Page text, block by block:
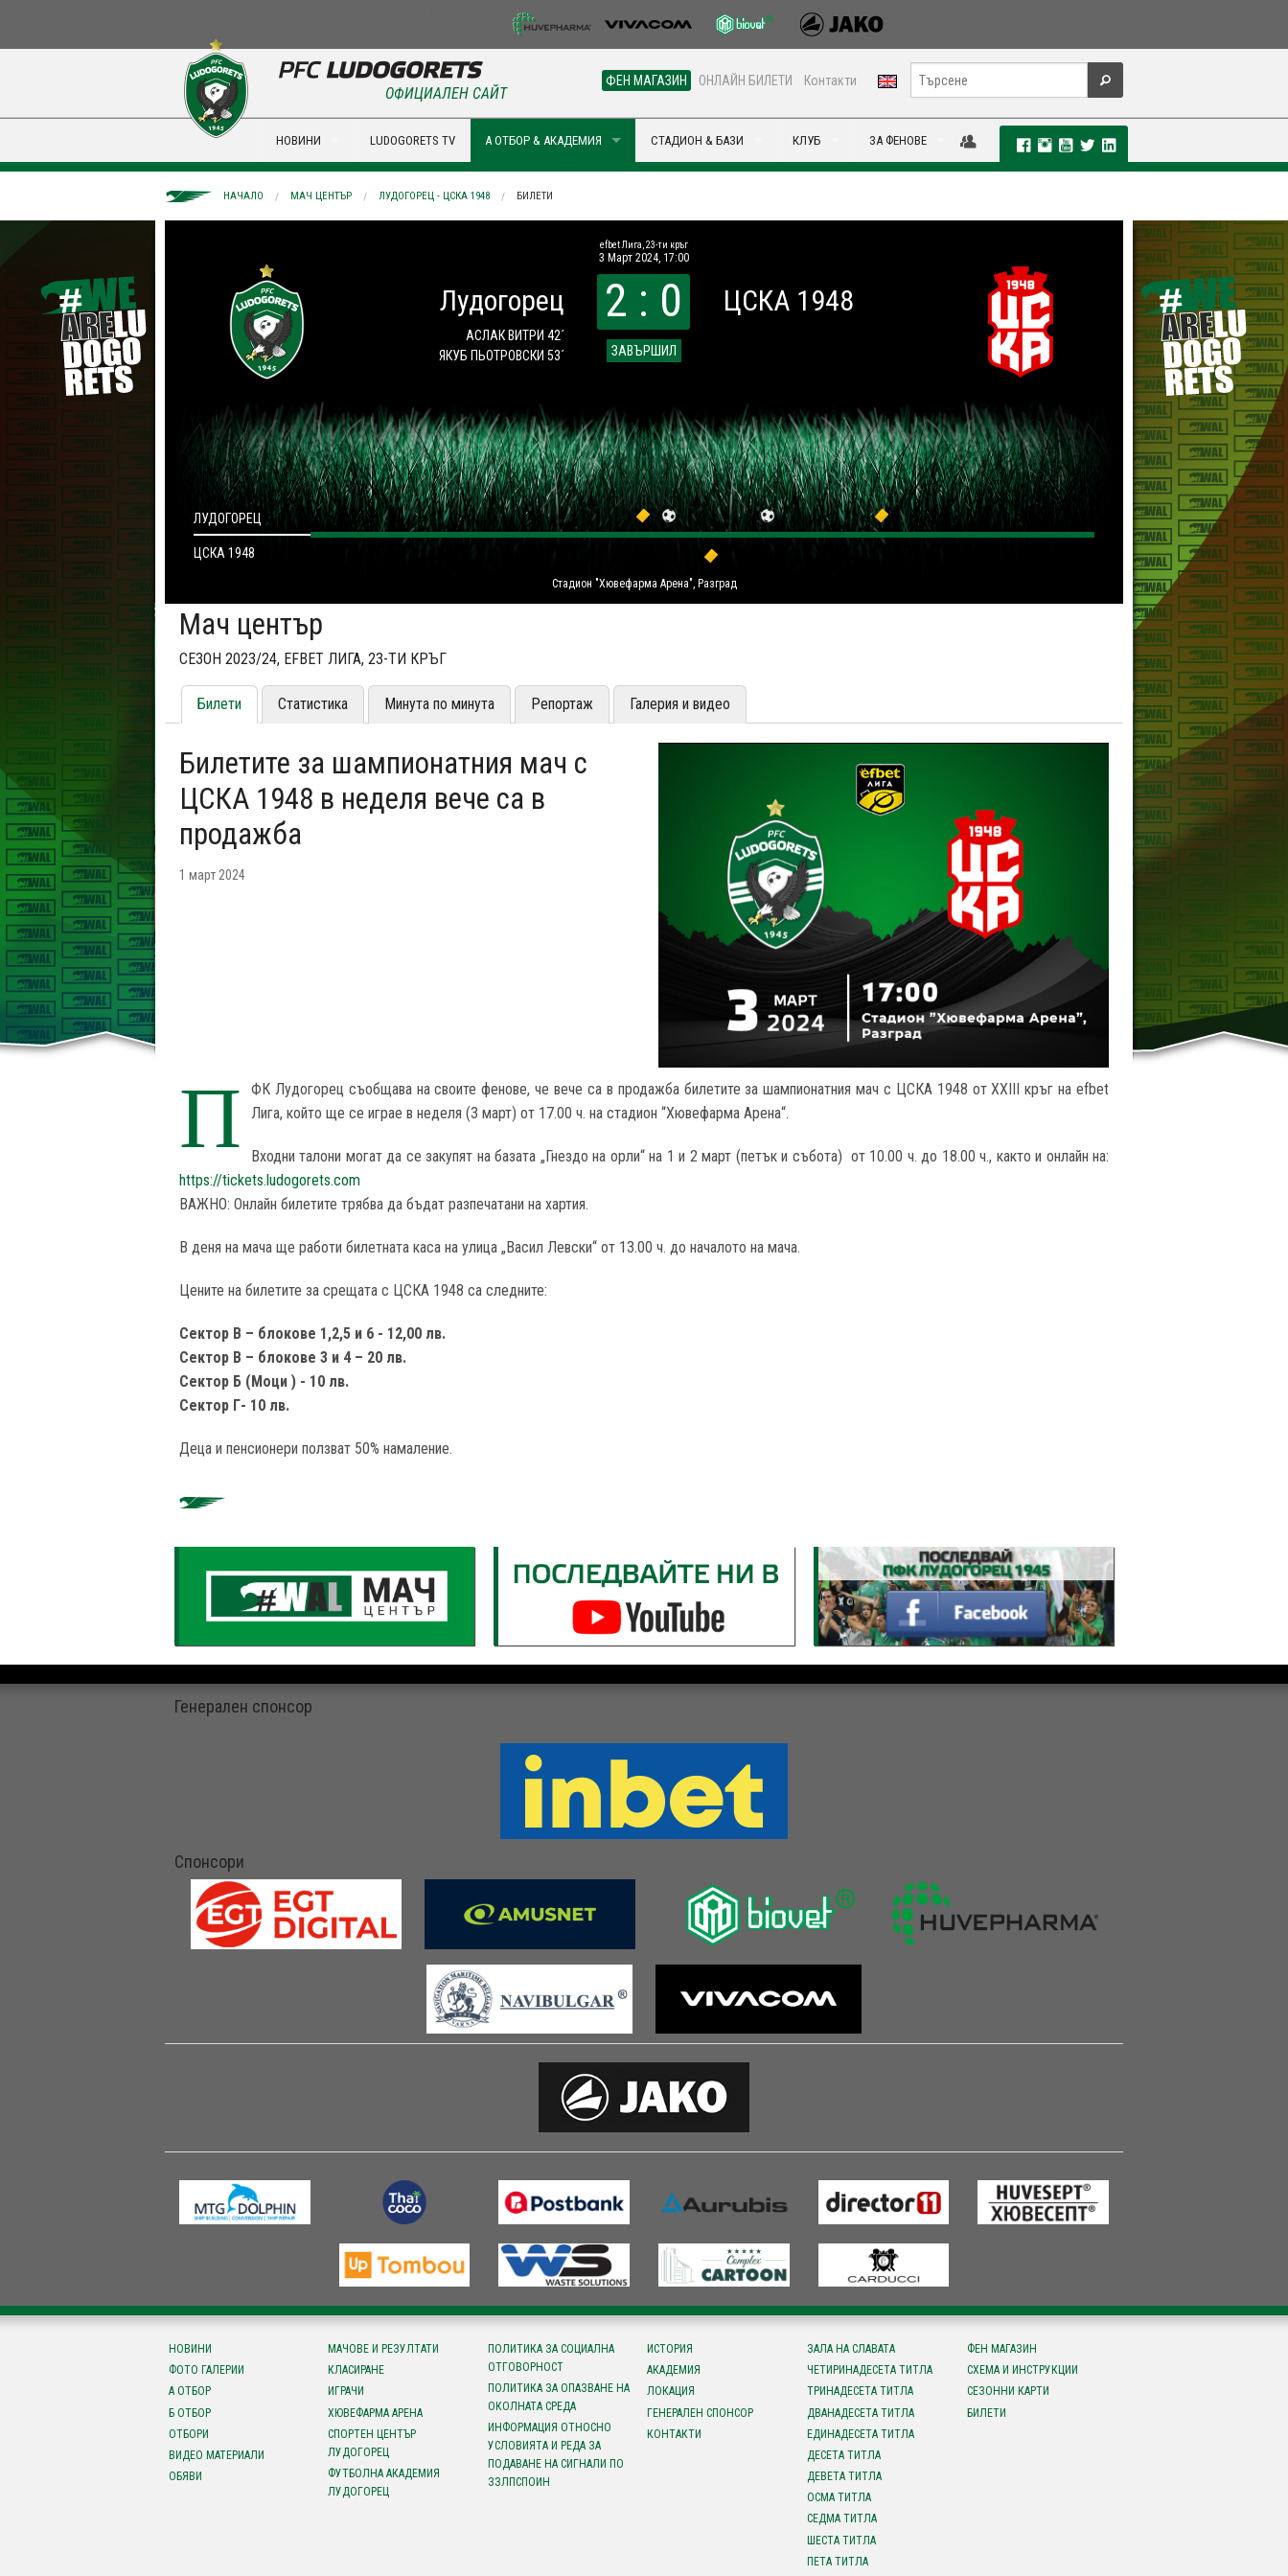
ФЕН МАГАЗИН ОНЛАЙН БИЛЕТИ Контакти
ОФИЦИАЛЕН САЙТ
НОВИНИ LUDOGORETS TV А ОТБОР & АКАДЕМИЯ СТАДИОН & БАЗИ КЛУБ ЗА ФЕНОВЕ
НАЧАЛО МАЧ ЦЕНТЪР ЛУДОГОРЕЦ - ЦСКА 1948 БИЛЕТИ
efbet Лига, 23-ти кръг
3 Март 2024, 17:00
Лудогорец
АСЛАК ВИТРИ 42´
ЯКУБ ПЬОТРОВСКИ 53´
2 : 0
ЗАВЪРШИЛ
ЦСКА 1948
Стадион "Хювефарма Арена", Разград
ЛУДОГОРЕЦ
ЦСКА 1948
Мач център
СЕЗОН 2023/24, EFBET ЛИГА, 23-ТИ КРЪГ
Билети Статистика Минута по минута Репортаж Галерия и видео
Билетите за шампионатния мач с
ЦСКА 1948 в неделя вече са в
продажба
1 март 2024
П
ФК Лудогорец съобщава на своите фенове, че вече са в продажба билетите за шампионатния мач с ЦСКА 1948 от XXIII кръг на efbet
Лига, който ще се играе в неделя (3 март) от 17.00 ч. на стадион “Хювефарма Арена“.
Входни талони могат да се закупят на базата „Гнездо на орли“ на 1 и 2 март (петък и събота) от 10.00 ч. до 18.00 ч., както и онлайн на:
https://tickets.ludogorets.com
ВАЖНО: Онлайн билетите трябва да бъдат разпечатани на хартия.
В деня на мача ще работи билетната каса на улица „Васил Левски“ от 13.00 ч. до началото на мача.
Цените на билетите за срещата с ЦСКА 1948 са следните:
Сектор В – блокове 1,2,5 и 6 - 12,00 лв.
Сектор В – блокове 3 и 4 – 20 лв.
Сектор Б (Моци ) - 10 лв.
Сектор Г- 10 лв.
Деца и пенсионери ползват 50% намаление.
Генерален спонсор
Спонсори
НОВИНИ
ФОТО ГАЛЕРИИ
А ОТБОР
Б ОТБОР
ОТБОРИ
ВИДЕО МАТЕРИАЛИ
ОБЯВИ
МАЧОВЕ И РЕЗУЛТАТИ
КЛАСИРАНЕ
ИГРАЧИ
ХЮВЕФАРМА АРЕНА
СПОРТЕН ЦЕНТЪР
ЛУДОГОРЕЦ
ФУТБОЛНА АКАДЕМИЯ
ЛУДОГОРЕЦ
ПОЛИТИКА ЗА СОЦИАЛНА
ОТГОВОРНОСТ
ПОЛИТИКА ЗА ОПАЗВАНЕ НА
ОКОЛНАТА СРЕДА
ИНФОРМАЦИЯ ОТНОСНО
УСЛОВИЯТА И РЕДА ЗА
ПОДАВАНЕ НА СИГНАЛИ ПО
ЗЗЛПСПОИН
ИСТОРИЯ
АКАДЕМИЯ
ЛОКАЦИЯ
ГЕНЕРАЛЕН СПОНСОР
КОНТАКТИ
ЗАЛА НА СЛАВАТА
ЧЕТИРИНАДЕСЕТА ТИТЛА
ТРИНАДЕСЕТА ТИТЛА
ДВАНАДЕСЕТА ТИТЛА
ЕДИНАДЕСЕТА ТИТЛА
ДЕСЕТА ТИТЛА
ДЕВЕТА ТИТЛА
ОСМА ТИТЛА
СЕДМА ТИТЛА
ШЕСТА ТИТЛА
ПЕТА ТИТЛА
ФЕН МАГАЗИН
СХЕМА И ИНСТРУКЦИИ
СЕЗОННИ КАРТИ
БИЛЕТИ